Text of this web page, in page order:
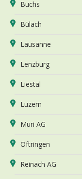
Buchs
Bülach
Lausanne
Lenzburg
Liestal
Luzern
Muri AG
Oftringen
Reinach AG